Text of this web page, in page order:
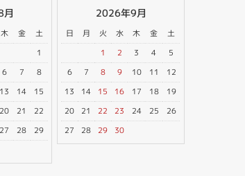
月
木 金
土
1
6 7
8
13 14
15
20 21
22
27 28
29
2026年9月
日 月 火 水 木 金
土
1
2 3 4
5
6
7 8 9 10 11
12
13
14 15 16 17 18
19
20
21 22 23 24 25
26
27
28 29 30